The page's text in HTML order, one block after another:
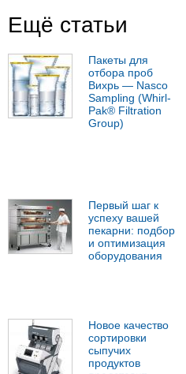
Ещё статьи
Пакеты для
отбора проб
Вихрь — Nasco
Sampling (Whirl-
Pak® Filtration
Group)
Первый шаг к
успеху вашей
пекарни: подбор
и оптимизация
оборудования
Новое качество
сортировки
сыпучих
продуктов